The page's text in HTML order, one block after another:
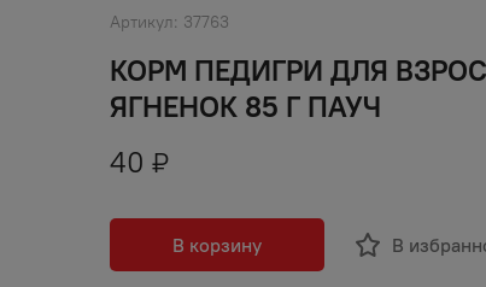
Артикул: 37763
КОРМ ПЕДИГРИ ДЛЯ
ЯГНЕНОК 85 Г ПАУЧ
40 ₽
В корзину В